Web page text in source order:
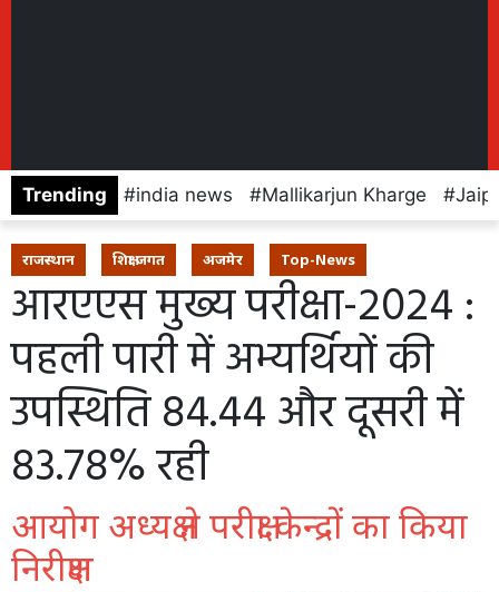
Trending india news Mallikarjun Kharge
राजस्थान शिक्षा जगत अजमेर Top-News
आरएएस मुख्य परीक्षा-2024 :
पहली पारी में अभ्यर्थियों की
उपस्थिति 84.44 और दूसरी में
83.78% रही
आयोग अध्यक्ष ने परीक्षा केन्द्रों का किया
निरीक्षण